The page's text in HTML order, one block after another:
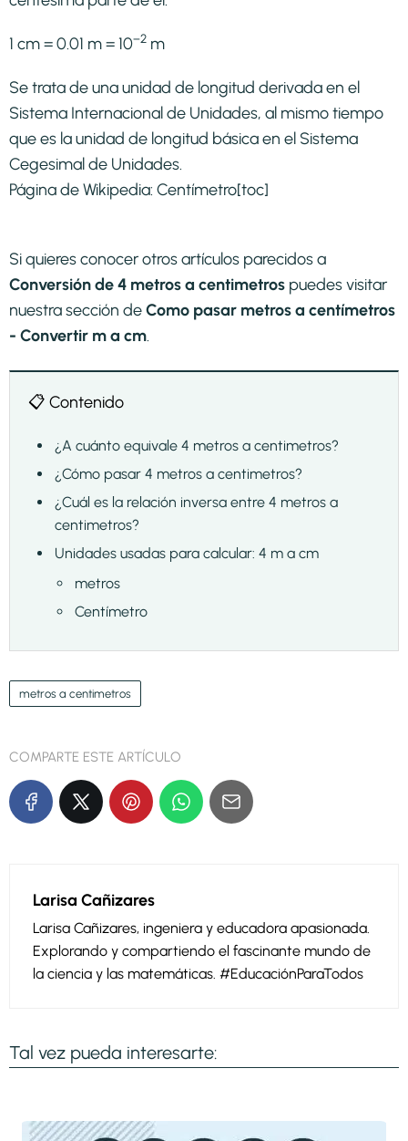
1 cm = 0.01 m = 10−2 m
Se trata de una unidad de longitud derivada en el
Sistema Internacional de Unidades, al mismo tiempo
que es la unidad de longitud básica en el Sistema
Cegesimal de Unidades.
Página de Wikipedia: Centímetro[toc]
Si quieres conocer otros artículos parecidos a
Conversión de 4 metros a centimetros puedes visitar
nuestra sección deComo pasar metros a centímetros
- Convertir m a cm.
📋 Contenido
¿A cuánto equivale 4 metros a centimetros?
¿Cómo pasar 4 metros a centimetros?
¿Cuál es la relación inversa entre 4 metros a
centimetros?
Unidades usadas para calcular: 4 m a cm
metros
Centímetro
metros a centimetros
COMPARTE ESTE ARTÍCULO
Larisa Cañizares
Larisa Cañizares, ingeniera y educadora apasionada.
Explorando y compartiendo el fascinante mundo de
la ciencia y las matemáticas. #EducaciónParaTodos
Tal vez pueda interesarte: